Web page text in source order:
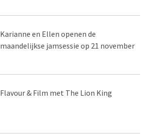
Karianne en Ellen openen de
maandelijkse jamsessie op 21 november
Flavour & Film met The Lion King